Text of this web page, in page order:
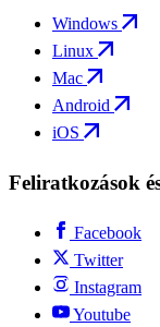
Windows
Linux
Mac
Android
iOS
Feliratkozások
Facebook
Twitter
Instagram
Youtube